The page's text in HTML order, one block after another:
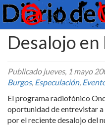
Desalojo en
Publicadojueves, 1 mayo
Burgos, Especulación,
El programa radiofónico
oportunidad de entrevistar
por el reciente desalojo del